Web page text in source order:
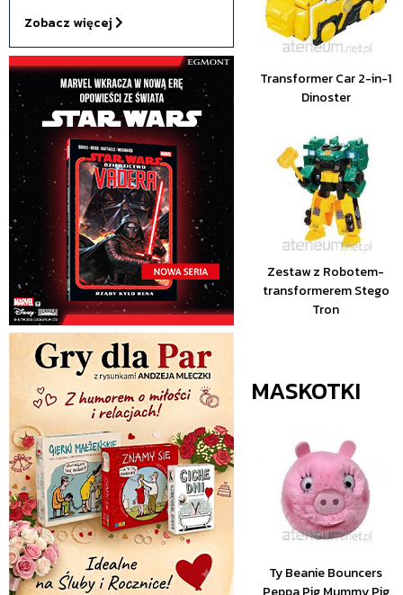
Zobacz więcej
Transformer Car 2-in-1
Dinoster
Zestaw z Robotem-
transformerem Stego
Tron
MASKOTKI
Ty Beanie Bouncers